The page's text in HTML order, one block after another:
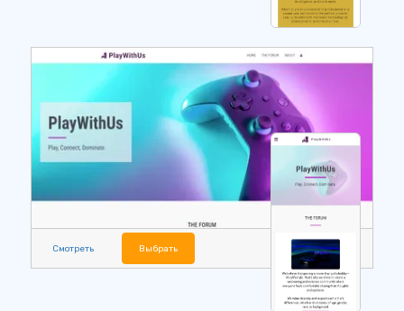
Смотреть Выбрать